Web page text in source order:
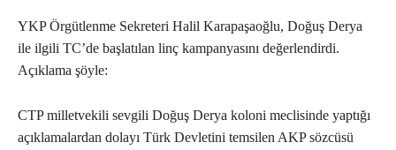
YKP Örgütlenme Sekreteri Halil Karapaşaoğlu, Doğuş Derya
ile ilgili TC’de başlatılan linç kampanyasını değerlendirdi.
Açıklama şöyle:
CTP milletvekili sevgili Doğuş Derya koloni meclisinde yaptığı
açıklamalardan dolayı Türk Devletini temsilen AKP sözcüsü